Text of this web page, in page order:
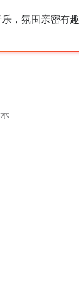
，氛围亲密有